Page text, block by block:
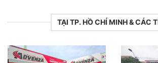
TẠI TP. HỒ CHÍ MINH & CÁC